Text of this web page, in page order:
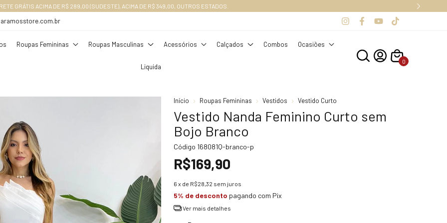
GRÁTIS ACIMA DE R$ 289,00 (SUDESTE), ACIMA DE R$ 349,00, OUTROS ESTADOS.
Roupas Femininas Roupas Masculinas Acessórios Calçados Combos Ocasiões
Liquida
0
Início Roupas Femininas Vestidos Vestido Curto
Vestido Nanda Feminino Curto sem
Bojo Branco
Código 168081Q-branco-p
R$169,90
6 x de R$28,32 sem juros
5% de desconto pagando com Pix
Ver mais detalhes